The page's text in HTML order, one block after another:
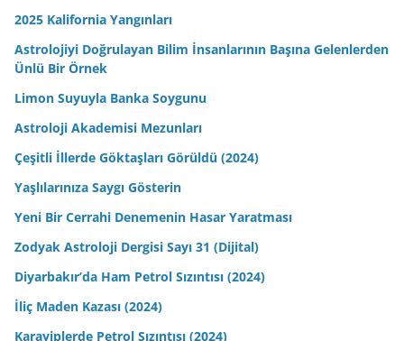
2025 Kalifornia Yangınları
Astrolojiyi Doğrulayan Bilim İnsanlarının Başına Gelenlerden
Ünlü Bir Örnek
Limon Suyuyla Banka Soygunu
Astroloji Akademisi Mezunları
Çeşitli İllerde Göktaşları Görüldü (2024)
Yaşlılarınıza Saygı Gösterin
Yeni Bir Cerrahi Denemenin Hasar Yaratması
Zodyak Astroloji Dergisi Sayı 31 (Dijital)
Diyarbakır’da Ham Petrol Sızıntısı (2024)
İliç Maden Kazası (2024)
Karayiplerde Petrol Sızıntısı (2024)